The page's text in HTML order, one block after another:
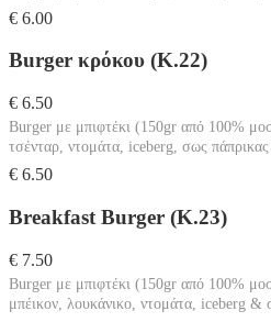
€ 6.00
Burger κρόκου (Κ.22)
€ 6.50
Burger με μπιφτέκι (150gr από 100%
τσένταρ, ντομάτα, iceberg, σως πάπρικας
€ 6.50
Breakfast Burger (Κ.23)
€ 7.50
Burger με μπιφτέκι (150gr από 100%
μπέικον, λουκάνικο, ντομάτα, iceberg &